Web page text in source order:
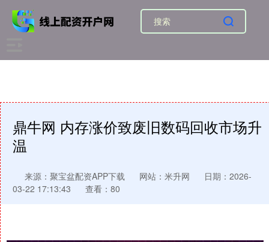
鼎牛网 内存涨价致废旧数码回收市场升
温
来源：聚宝盆配资APP下载 网站：米升网
日期：2026-
03-22 17:13:43
查看：80